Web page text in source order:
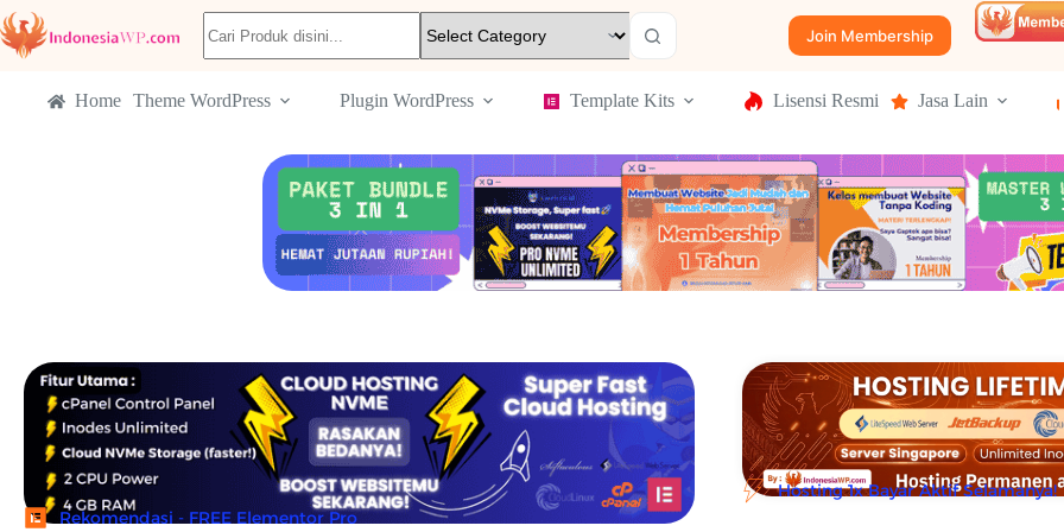
Join Membership
Home Theme WordPress Plugin WordPress Template Kits Lisensi Resmi Jasa Lain
Rekomendasi - FREE Elementor Pro
Hosting 1x Bayar Aktif Selamanya!